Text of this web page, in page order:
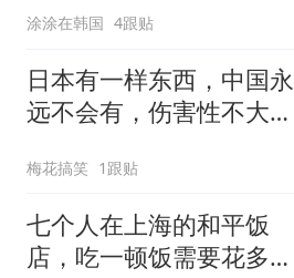
涂涂在韩国 4跟贴
日本有一样东西，中国永
远不会有，伤害性不大侮
梅花搞笑 1跟贴
七个人在上海的和平饭
店，吃一顿饭需要花多少